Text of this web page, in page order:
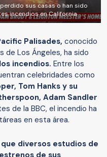
sus casas o han sido
incendios en California
Palisades, conocido
de Los Ángeles, ha sido
incendios. Entre los
celebridades como
Tom Hanks y su
Adam Sandler
de la BBC, el incendio ha
en esta área.
diversos estudios de
de sus